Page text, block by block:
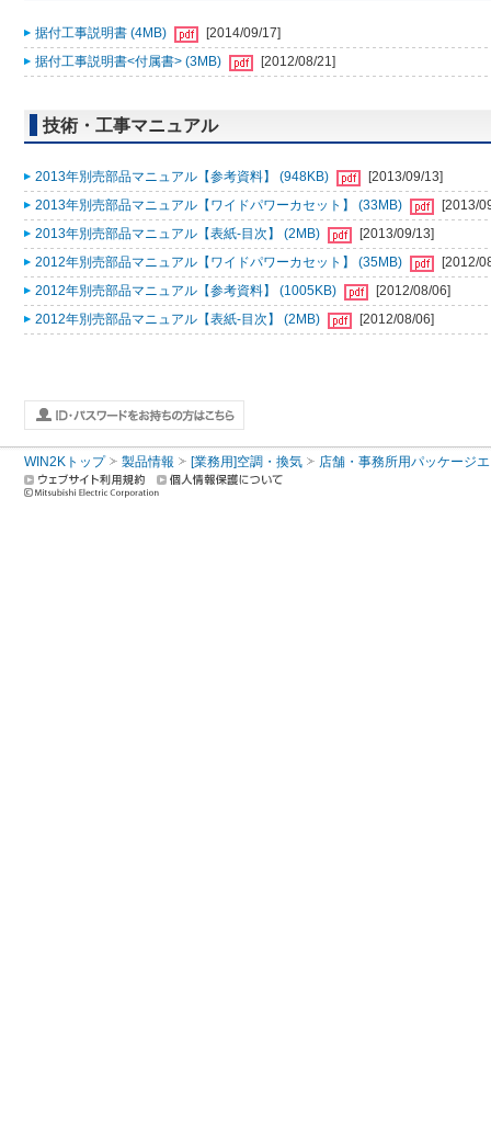
据付工事説明書 (4MB)
[2014/09/17]
据付工事説明書<付属書> (3MB)
[2012/08/21]
技術・工事マニュアル
2013年別売部品マニュアル【参考資料】 (948KB)
[2013/09/13]
2013年別売部品マニュアル【ワイドパワーカセット】 (33MB)
[2013/
2013年別売部品マニュアル【表紙-目次】 (2MB)
[2013/09/13]
2012年別売部品マニュアル【ワイドパワーカセット】 (35MB)
[2012/
2012年別売部品マニュアル【参考資料】 (1005KB)
[2012/08/06]
2012年別売部品マニュアル【表紙-目次】 (2MB)
[2012/08/06]
WIN2Kトップ 製品情報 [業務用]空調・換気 店舗・事務所用パッケージ